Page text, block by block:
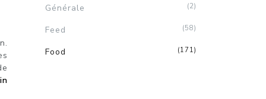
Générale
(2)
Feed (58)
Food (171)